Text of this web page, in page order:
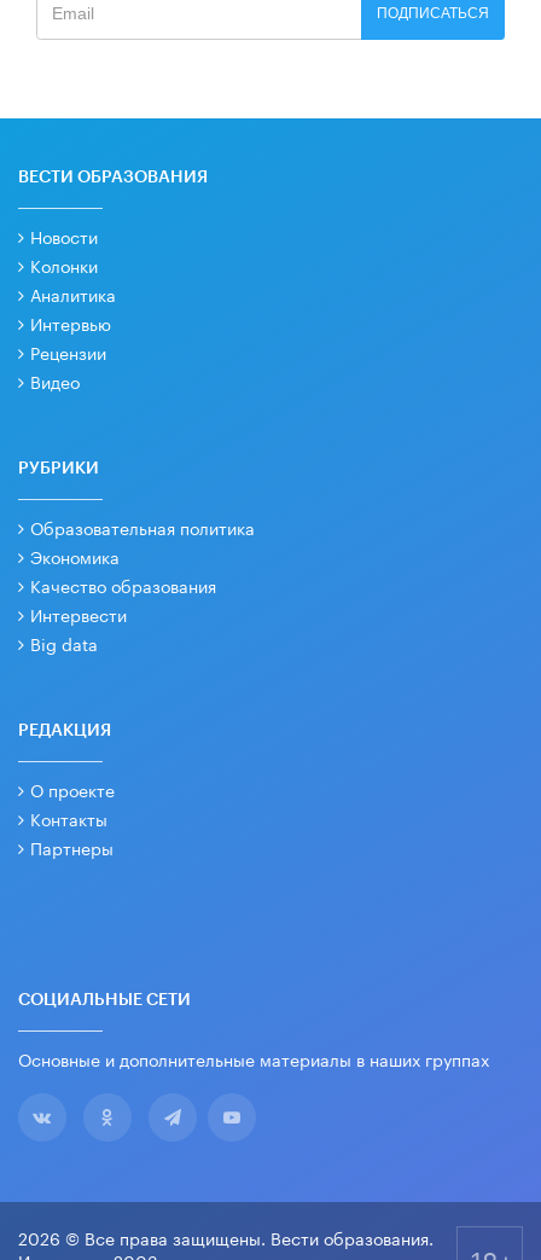
ПОДПИСАТЬСЯ
ВЕСТИ ОБРАЗОВАНИЯ
Новости
Колонки
Аналитика
Интервью
Рецензии
Видео
РУБРИКИ
Образовательная политика
Экономика
Качество образования
Интервести
Big data
РЕДАКЦИЯ
О проекте
Контакты
Партнеры
СОЦИАЛЬНЫЕ СЕТИ
Основные и дополнительные материалы в наших группах
2026 © Все права защищены. Вести образования.